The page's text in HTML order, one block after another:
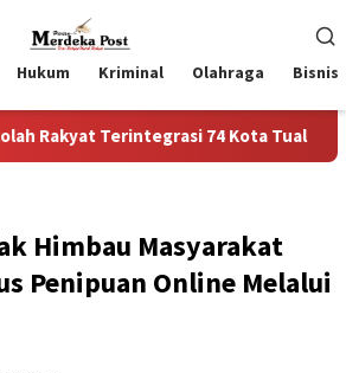
Hukum Kriminal Olahraga Bisnis
74 Kota Tual Ruas
Himbau Masyarakat
Penipuan Online Melalui